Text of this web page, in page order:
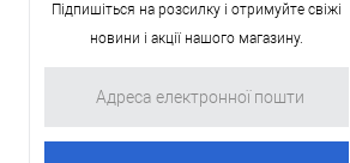
Підпишіться на розсилку і отримуйте свіжі
новини і акції нашого магазину.